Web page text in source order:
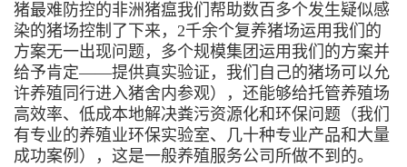
猪最难防控的非洲猪瘟我们帮助数百多个发生疑似感
染的猪场控制了下来，2千余个复养猪场运用我们的
方案无一出现问题，多个规模集团运用我们的方案并
给予肯定——提供真实验证，我们自己的猪场可以允
许养殖同行进入猪舍内参观），还能够给托管养殖场
高效率、低成本地解决粪污资源化和环保问题（我们
有专业的养殖业环保实验室、几十种专业产品和大量
成功案例），这是一般养殖服务公司所做不到的。